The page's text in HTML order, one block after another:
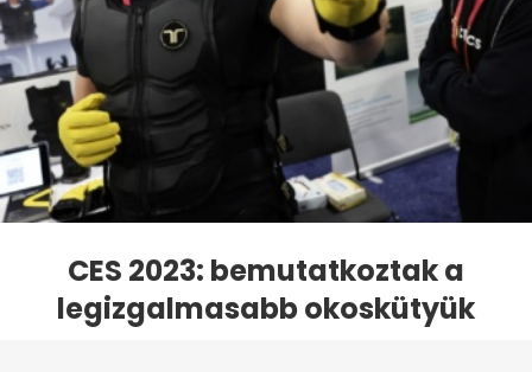
CES 2023: bemutatkoztak a
legizgalmasabb okoskütyük